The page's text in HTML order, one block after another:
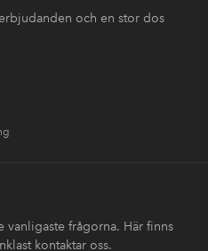
och en stor dos
vanligaste frågorna. Här finns
kontaktar oss.